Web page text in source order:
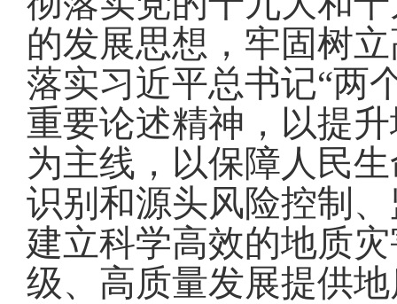
的发展思想，牢固树
落实习近平总书记“两
重要论述精神，以提
为主线，以保障人民
识别和源头风险控制
建立科学高效的地质
级、高质量发展提供